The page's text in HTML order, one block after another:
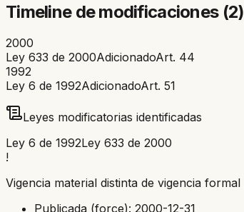
Timeline de modificaciones (2)
2000
Ley 633 de 2000AdicionadoArt. 44
1992
Ley 6 de 1992AdicionadoArt. 51
Leyes modificatorias identificadas
Ley 6 de 1992Ley 633 de 2000
!
Vigencia material distinta de vigencia formal
Publicada (force): 2000-12-31